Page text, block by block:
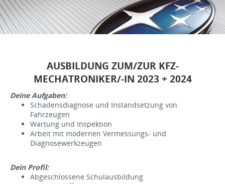
AUSBILDUNG ZUM/ZUR KFZ-
MECHATRONIKER/-IN 2023 + 2024
Deine Aufgaben:
Schadensdiagnose und Instandsetzung von
Fahrzeugen
Wartung und Inspektion
Arbeit mit modernen Vermessungs- und
Diagnosewerkzeugen
Dein Profil:
Abgeschlossene Schulausbildung